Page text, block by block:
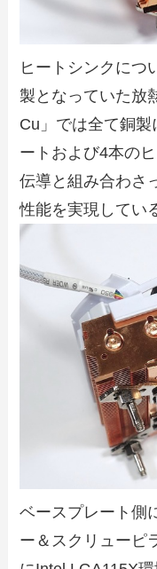
ヒートシンクにつ
製となっていた放
Cu」では全て銅
ートおよび4本の
伝導と組み合わさ
性能を実現してい
ベースプレート側
ー＆スクリューピ